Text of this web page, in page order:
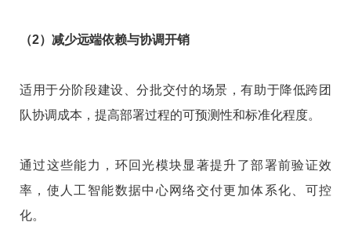
（2）减少远端依赖与协调开销
适用于分阶段建设、分批交付的场景，有助于降低跨团
队协调成本，提高部署过程的可预测性和标准化程度。
通过这些能力，环回光模块显著提升了部署前验证效
率，使人工智能数据中心网络交付更加体系化、可控
化。